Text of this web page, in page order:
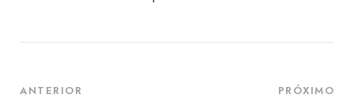
ANTERIOR PRÓXIMO